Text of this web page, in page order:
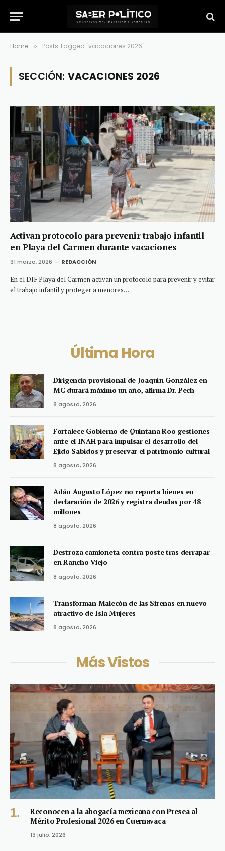
Home » Posts Tagged "vacaciones 2026"
SECCIÓN: VACACIONES 2026
Activan protocolo para prevenir trabajo infantil
en Playa del Carmen durante vacaciones
31 marzo, 2026 REDACCIÓN
En el DIF Playa del Carmen activan un protocolo para prevenir y evitar
el trabajo infantil y proteger a menores…
Última Hora
Dirigencia provisional de Joaquín González en
MC durará máximo un año, afirma Dr. Pech
8 agosto, 2026
Fortalece Gobierno de Quintana Roo gestiones
ante el INAH para impulsar el desarrollo del
Ejido Sabidos y preservar el patrimonio cultural
8 agosto, 2026
Adán Augusto López no reporta bienes en
declaración de 2026 y registra deudas por 48
millones
8 agosto, 2026
Destroza camioneta contra poste tras derrapar
en Rancho Viejo
8 agosto, 2026
Transforman Malecón de las Sirenas en nuevo
atractivo de Isla Mujeres
8 agosto, 2026
Más Vistos
Reconocen a la abogacía mexicana con Presea al
Mérito Profesional 2026 en Cuernavaca
13 julio, 2026